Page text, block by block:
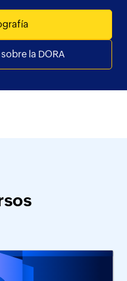
la DORA